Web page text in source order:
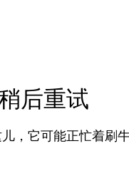
后重试
，它可能正忙着刷